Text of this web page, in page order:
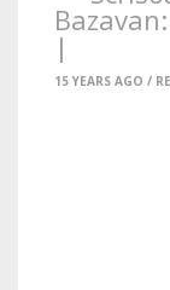
|
15 YEARS AGO /